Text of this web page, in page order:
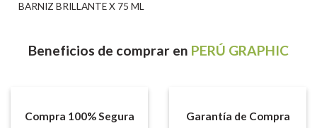
BARNIZ BRILLANTE X 75 ML
Beneficios de comprar en PERÚ GRAPHIC
Compra 100% Segura Garantía de Compra